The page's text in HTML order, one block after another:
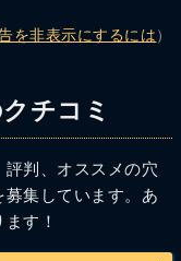
を非表示にするには）
チコミ
判、オススメの穴
集しています。あ
す！